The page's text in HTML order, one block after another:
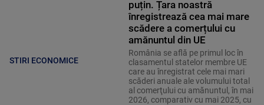
STIRI ECONOMICE
puțin. Țara noastră
înregistrează cea mai mare
scădere a comerțului cu
amănuntul din UE
România se află pe primul loc în
clasamentul statelor membre UE
care au înregistrat cele mai mari
scăderi anuale ale volumului total
al comerţului cu amănuntul, în mai
2026, comparativ cu mai 2025, cu